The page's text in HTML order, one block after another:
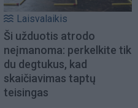
Laisvalaikis
Ši užduotis atrodo
neįmanoma: perkelkite tik
du degtukus, kad
skaičiavimas taptų
teisingas